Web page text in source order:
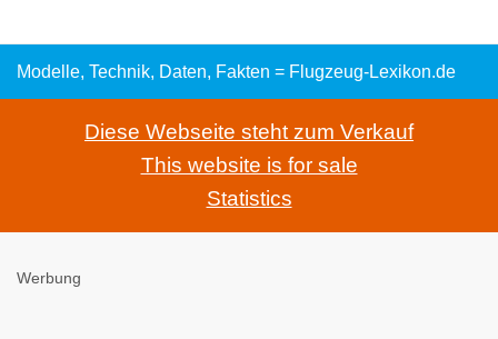
Modelle, Technik, Daten, Fakten = Flugzeug-Lexikon.de
Diese Webseite steht zum Verkauf
This website is for sale
Statistics
Werbung